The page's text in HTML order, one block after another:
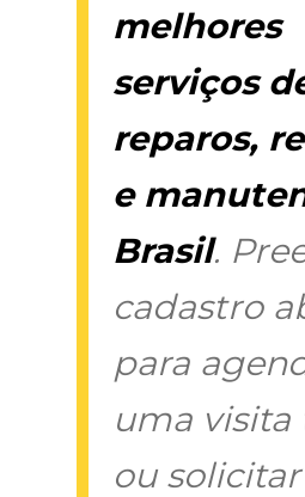
melhores
serviços
reparos,
e
Brasil.
cadastro
para
uma visita
ou